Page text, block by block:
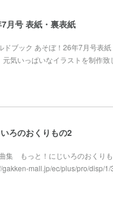
月号 表紙・裏表紙
ブック あそぼ！26年7月号表
気いっぱいなイラストを制作致
ろのおくりもの2
集 もっと！にじいろのおくり
mall.jp/ec/plus/pro/disp/